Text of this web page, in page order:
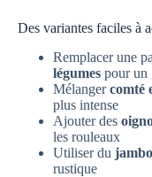
Des variantes faciles à
Remplacer une
légumes pour un
Mélangercomté
plus intense
Ajouter des
les rouleaux
Utiliser du
rustique